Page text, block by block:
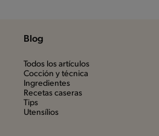
Blog
Todos los artículos
Cocción y técnica
Ingredientes
Recetas caseras
Tips
Utensílios